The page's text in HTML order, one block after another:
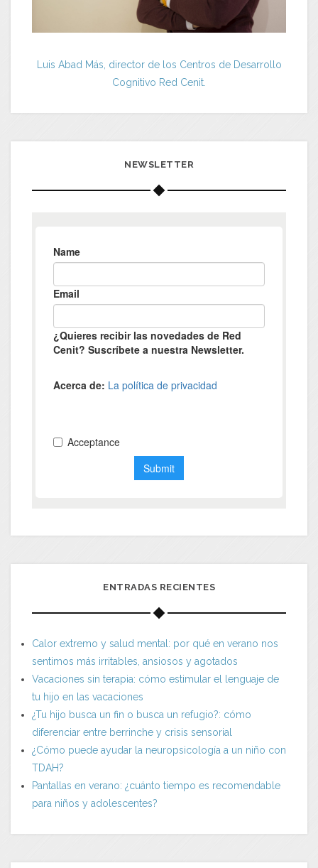
Luis Abad Más, director de los Centros de Desarrollo
Cognitivo Red Cenit.
NEWSLETTER
ENTRADAS RECIENTES
Calor extremo y salud mental: por qué en verano nos
sentimos más irritables, ansiosos y agotados
Vacaciones sin terapia: cómo estimular el lenguaje de
tu hijo en las vacaciones
¿Tu hijo busca un fin o busca un refugio?: cómo
diferenciar entre berrinche y crisis sensorial
¿Cómo puede ayudar la neuropsicología a un niño con
TDAH?
Pantallas en verano: ¿cuánto tiempo es recomendable
para niños y adolescentes?